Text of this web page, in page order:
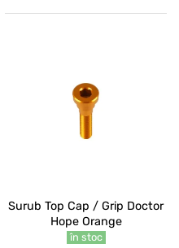
Surub Top Cap / Grip Doctor
Hope Orange
în stoc